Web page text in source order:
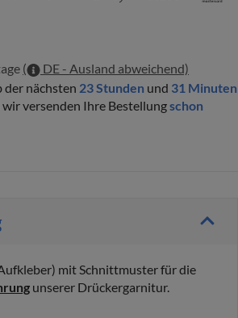
(
DE - Ausland abweichend)
der nächsten 23 Stunden und 31 Minuten
wir versenden Ihre Bestellungschon
mit Schnittmuster für die
unserer Drückergarnitur.